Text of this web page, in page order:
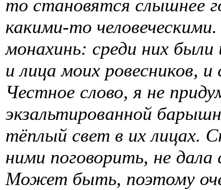
то становятся слышнее
какими-то
монахинь: среди них
и лица моих ровесников,
Честное слово, я не
экзальтированной
тёплый свет в их лицах.
ними поговорить, не дала
Может быть, поэтому